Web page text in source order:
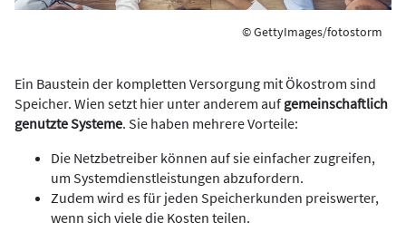
© GettyImages/fotostorm
Ein Baustein der kompletten Versorgung mit Ökostrom sind
Speicher. Wien setzt hier unter anderem auf gemeinschaftlich
genutzte Systeme. Sie haben mehrere Vorteile:
Die Netzbetreiber können auf sie einfacher zugreifen,
um Systemdienstleistungen abzufordern.
Zudem wird es für jeden Speicherkunden preiswerter,
wenn sich viele die Kosten teilen.